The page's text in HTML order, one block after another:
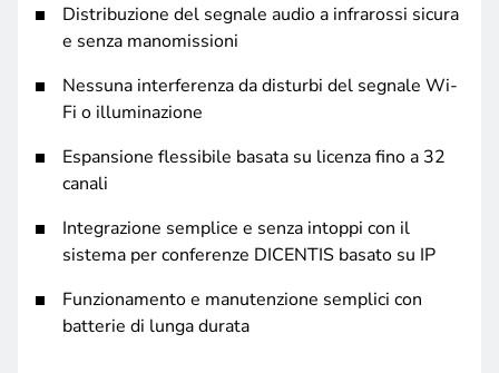
Distribuzione del segnale audio a infrarossi sicura
e senza manomissioni
Nessuna interferenza da disturbi del segnale Wi-
Fi o illuminazione
Espansione flessibile basata su licenza fino a 32
canali
Integrazione semplice e senza intoppi con il
sistema per conferenze DICENTIS basato su IP
Funzionamento e manutenzione semplici con
batterie di lunga durata